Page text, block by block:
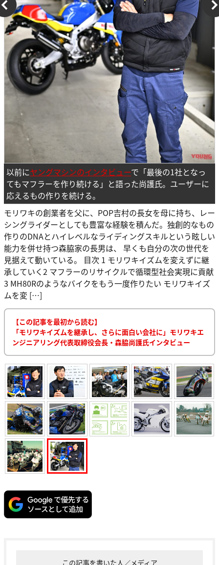
以前にヤングマシンのインタビューで「最後の1社となっ
てもマフラーを作り続ける」と語った尚護氏。ユーザーに
応えるもの作りを続ける。
モリワキの創業者を父に、POP吉村の長女を母に持ち、レー
シングライダーとしても豊富な経験を積んだ。独創的なもの
作りのDNAとハイレベルなライディングスキルという眩しい
能力を併せ持つ森脇家の長男は、 早くも自分の次の世代を
見据えて動いている。 目次 1 モリワキイズムを変えずに継
承していく2 マフラーのリサイクルで循環型社会実現に貢献
3 MH80Rのようなバイクをもう一度作りたい モリワキイズ
ムを変 […]
【この記事を最初から読む】
「モリワキイズムを継承し、さらに面白い会社に」モリワキエ
ンジニアリング代表取締役会長・森脇尚護氏インタビュー
この記事を書いた人／メディア